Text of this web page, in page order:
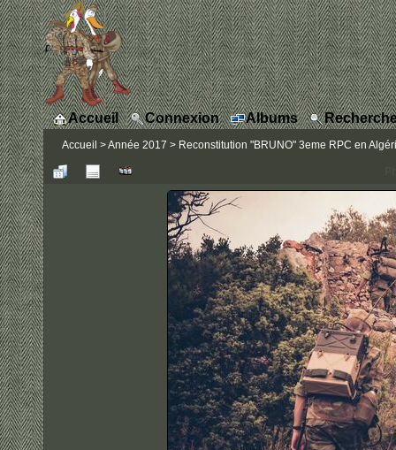
Accueil Connexion Albums
Accueil >Année 2017 > Reconstitution "BRUNO" 3eme RPC en